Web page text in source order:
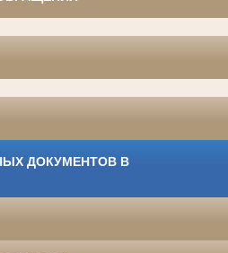
ДОКУМЕНТОВ В